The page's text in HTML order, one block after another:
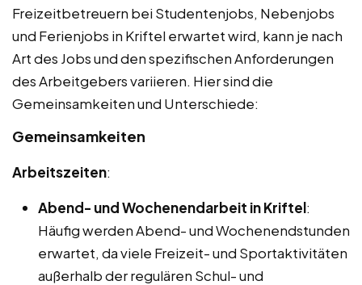
Freizeitbetreuern bei Studentenjobs, Nebenjobs
und Ferienjobs in Kriftel erwartet wird, kann je nach
Art des Jobs und den spezifischen Anforderungen
des Arbeitgebers variieren. Hier sind die
Gemeinsamkeiten und Unterschiede:
Gemeinsamkeiten
Arbeitszeiten:
Abend- und Wochenendarbeit in Kriftel:
Häufig werden Abend- und Wochenendstunden
erwartet, da viele Freizeit- und Sportaktivitäten
außerhalb der regulären Schul- und